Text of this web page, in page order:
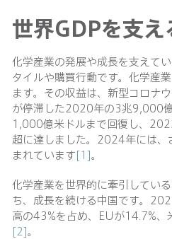
世界GDPを支
化学産業の発展や成長を支えて
タイルや購買行動です。化学産
ます。その収益は、新型コロナ
が停滞した2020年の3兆9,000
1,000億米ドルまで回復し、
超に達しました。2024年には、
まれています[1]。
化学産業を世界的に牽引してい
ち、成長を続ける中国です。
高の43%を占め、EUが14.7%、
[2]。